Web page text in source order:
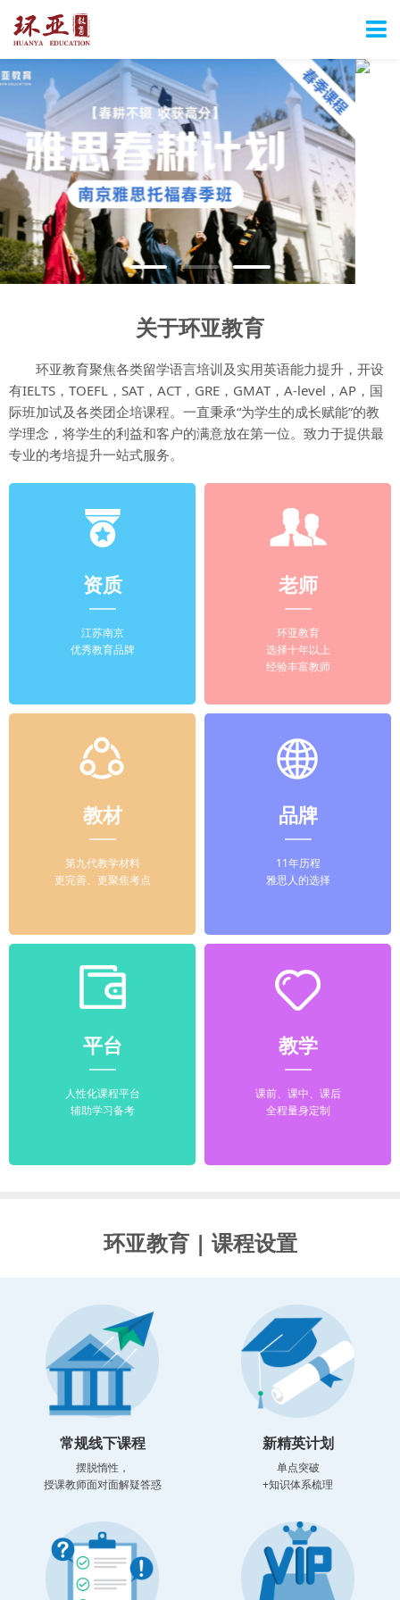
关于环亚教育
环亚教育聚焦各类留学语言培训及实用英语能力提升，开设
有IELTS，TOEFL，SAT，ACT，GRE，GMAT，A-level，AP，国
际班加试及各类团企培课程。一直秉承“为学生的成长赋能”的教
学理念，将学生的利益和客户的满意放在第一位。致力于提供最
专业的考培提升一站式服务。
资质
江苏南京
优秀教育品牌
老师
环亚教育
选择十年以上
经验丰富教师
教材
第九代教学材料
更完善、更聚焦考点
品牌
11年历程
雅思人的选择
平台
人性化课程平台
辅助学习备考
教学
课前、课中、课后
全程量身定制
环亚教育 | 课程设置
常规线下课程
摆脱惰性，
授课教师面对面解疑答惑
新精英计划
单点突破
+知识体系梳理